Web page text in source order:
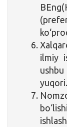
ilmiy
yuqori.